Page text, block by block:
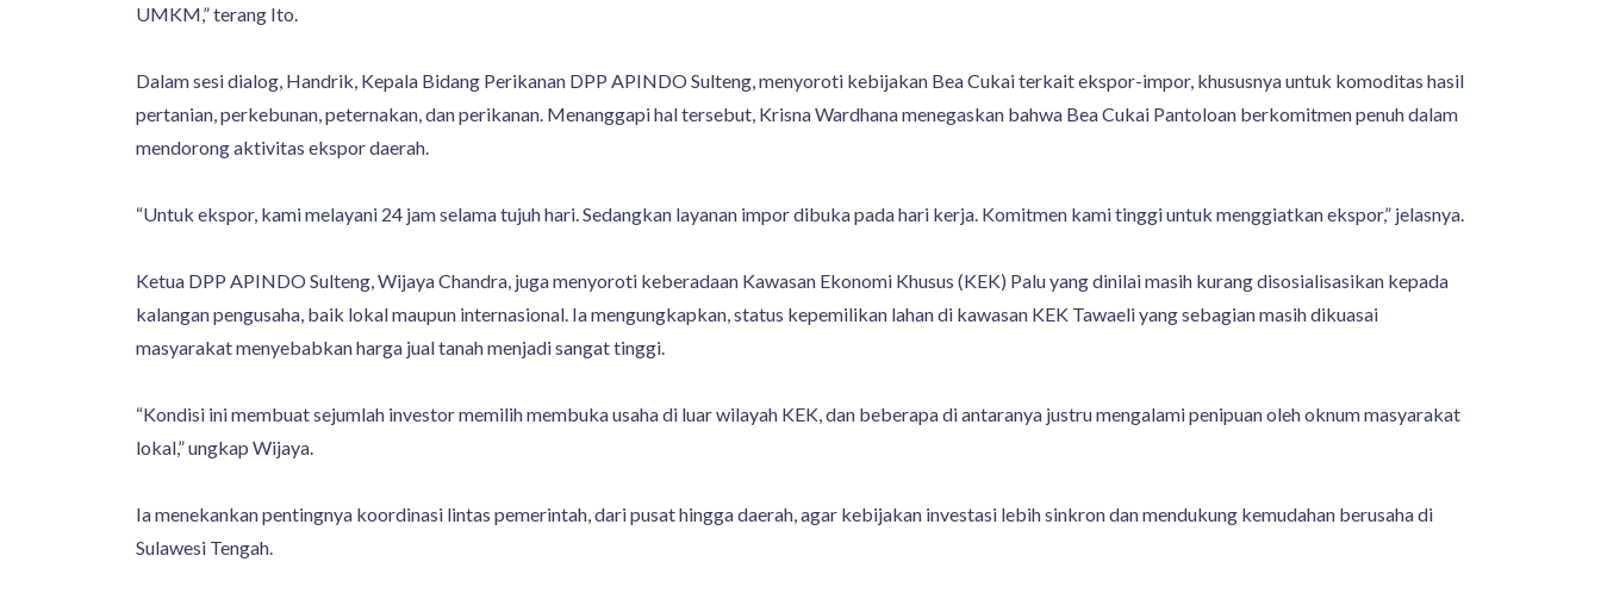
UMKM,” terang Ito.
Dalam sesi dialog, Handrik, Kepala Bidang Perikanan DPP APINDO Sulteng, menyoroti kebijakan Bea Cukai terkait ekspor-impor, khususnya untuk komoditas hasil
pertanian, perkebunan, peternakan, dan perikanan. Menanggapi hal tersebut, Krisna Wardhana menegaskan bahwa Bea Cukai Pantoloan berkomitmen penuh dalam
mendorong aktivitas ekspor daerah.
“Untuk ekspor, kami melayani 24 jam selama tujuh hari. Sedangkan layanan impor dibuka pada hari kerja. Komitmen kami tinggi untuk menggiatkan ekspor,” jelasnya.
Ketua DPP APINDO Sulteng, Wijaya Chandra, juga menyoroti keberadaan Kawasan Ekonomi Khusus (KEK) Palu yang dinilai masih kurang disosialisasikan kepada
kalangan pengusaha, baik lokal maupun internasional. Ia mengungkapkan, status kepemilikan lahan di kawasan KEK Tawaeli yang sebagian masih dikuasai
masyarakat menyebabkan harga jual tanah menjadi sangat tinggi.
“Kondisi ini membuat sejumlah investor memilih membuka usaha di luar wilayah KEK, dan beberapa di antaranya justru mengalami penipuan oleh oknum masyarakat
lokal,” ungkap Wijaya.
Ia menekankan pentingnya koordinasi lintas pemerintah, dari pusat hingga daerah, agar kebijakan investasi lebih sinkron dan mendukung kemudahan berusaha di
Sulawesi Tengah.